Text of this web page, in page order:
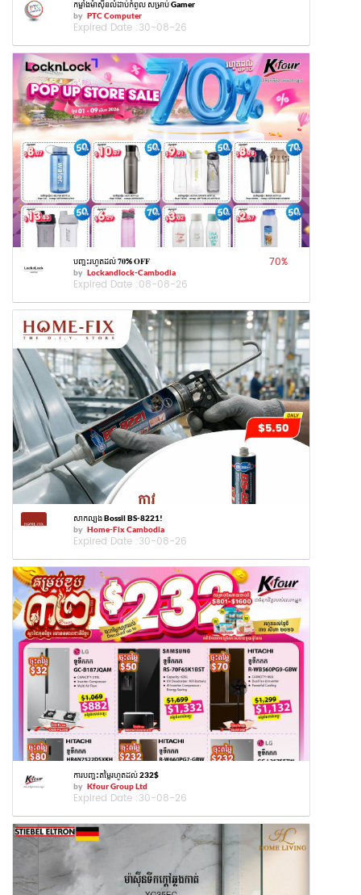
កម្លាំងម៉ាស៊ីនលំដាប់កំពូល សម្រាប់ Gamer
by PTC Computer
Expired Date :30-08-26
បញ្ចុះរហូតដល់ 𝟕𝟎% 𝐎𝐅𝐅
by Lockandlock-Cambodia
Expired Date :08-08-26
70%
សាកល្បង Bossil BS-8221!
by Home-Fix Cambodia
Expired Date :30-08-26
ការបញ្ចុះតម្លៃរហូតដល់ 232$
by Kfour Group Ltd
Expired Date :30-08-26